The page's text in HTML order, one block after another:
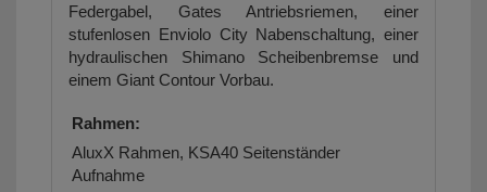
Federgabel, Gates Antriebsriemen, einer
stufenlosen Enviolo City Nabenschaltung, einer
hydraulischen Shimano Scheibenbremse und
einem Giant Contour Vorbau.
Rahmen:
AluxX Rahmen, KSA40 Seitenständer
Aufnahme